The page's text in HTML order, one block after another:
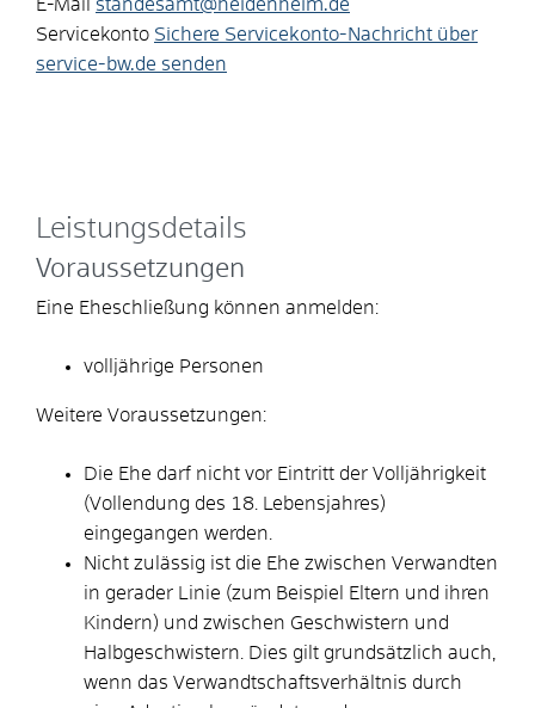
E-Mail standesamt@heidenheim.de
Servicekonto Sichere Servicekonto-Nachricht über
service-bw.de senden
Leistungsdetails
Voraussetzungen
Eine Eheschließung können anmelden:
volljährige Personen
Weitere Voraussetzungen:
Die Ehe darf nicht vor Eintritt der Volljährigkeit
(Vollendung des 18. Lebensjahres)
eingegangen werden.
Nicht zulässig ist die Ehe zwischen Verwandten
in gerader Linie (zum Beispiel Eltern und ihren
Kindern) und zwischen Geschwistern und
Halbgeschwistern. Dies gilt grundsätzlich auch,
wenn das Verwandtschaftsverhältnis durch